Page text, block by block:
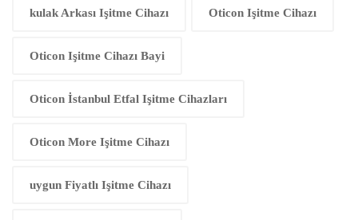
kulak Arkası Işitme Cihazı Oticon Işitme Cihazı
Oticon Işitme Cihazı Bayi
Oticon İstanbul Etfal Işitme Cihazları
Oticon More Işitme Cihazı
uygun Fiyatlı Işitme Cihazı